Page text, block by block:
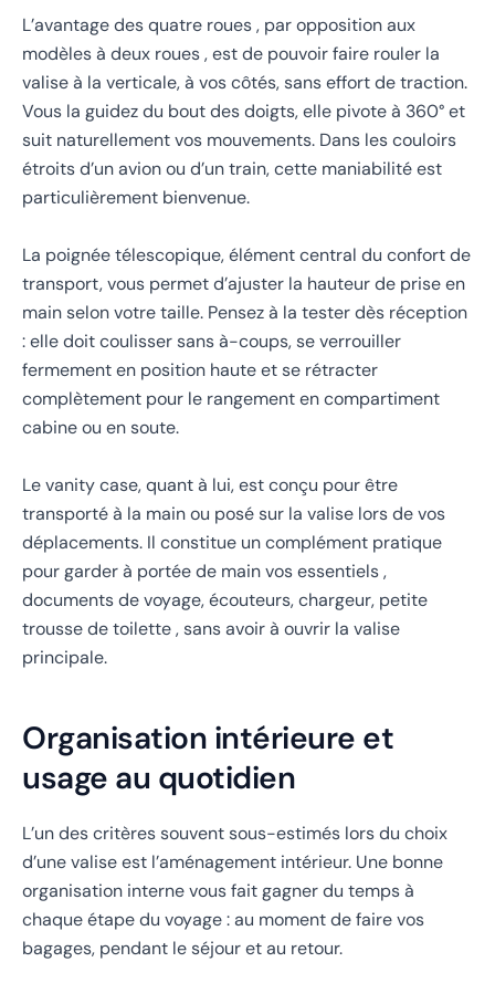
L’avantage des quatre roues , par opposition aux
modèles à deux roues , est de pouvoir faire rouler la
valise à la verticale, à vos côtés, sans effort de traction.
Vous la guidez du bout des doigts, elle pivote à 360° et
suit naturellement vos mouvements. Dans les couloirs
étroits d’un avion ou d’un train, cette maniabilité est
particulièrement bienvenue.
La poignée télescopique, élément central du confort de
transport, vous permet d’ajuster la hauteur de prise en
main selon votre taille. Pensez à la tester dès réception
: elle doit coulisser sans à-coups, se verrouiller
fermement en position haute et se rétracter
complètement pour le rangement en compartiment
cabine ou en soute.
Le vanity case, quant à lui, est conçu pour être
transporté à la main ou posé sur la valise lors de vos
déplacements. Il constitue un complément pratique
pour garder à portée de main vos essentiels ,
documents de voyage, écouteurs, chargeur, petite
trousse de toilette , sans avoir à ouvrir la valise
principale.
Organisation intérieure et
usage au quotidien
L’un des critères souvent sous-estimés lors du choix
d’une valise est l’aménagement intérieur. Une bonne
organisation interne vous fait gagner du temps à
chaque étape du voyage : au moment de faire vos
bagages, pendant le séjour et au retour.